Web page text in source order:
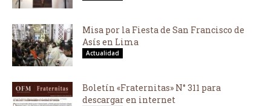
Misa por la Fiesta de San Francisco de
Asís en Lima
Actualidad
Boletín «Fraternitas» N° 311 para
descargar en internet